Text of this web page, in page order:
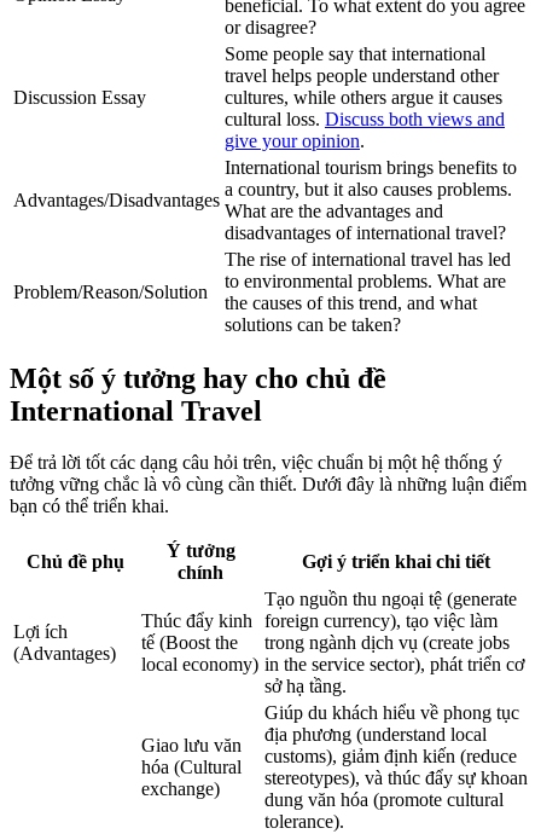
beneficial. To what extent do you agree
or disagree?
Discussion Essay
Some people say that international
travel helps people understand other
cultures, while others argue it causes
cultural loss. Discuss both views and
give your opinion.
Advantages/Disadvantages
International tourism brings benefits to
a country, but it also causes problems.
What are the advantages and
disadvantages of international travel?
Problem/Reason/Solution
The rise of international travel has led
to environmental problems. What are
the causes of this trend, and what
solutions can be taken?
Một số ý tưởng hay cho chủ đề
International Travel
Để trả lời tốt các dạng câu hỏi trên, việc chuẩn bị một hệ thống ý
tưởng vững chắc là vô cùng cần thiết. Dưới đây là những luận điểm
bạn có thể triển khai.
Chủ đề phụ
Ý tưởng
chính
Gợi ý triển khai chi tiết
Lợi ích
(Advantages)
Thúc đẩy kinh
tế (Boost the
local economy)
Tạo nguồn thu ngoại tệ (generate
foreign currency), tạo việc làm
trong ngành dịch vụ (create jobs
in the service sector), phát triển cơ
sở hạ tầng.
Giao lưu văn
hóa (Cultural
exchange)
Giúp du khách hiểu về phong tục
địa phương (understand local
customs), giảm định kiến (reduce
stereotypes), và thúc đẩy sự khoan
dung văn hóa (promote cultural
tolerance).